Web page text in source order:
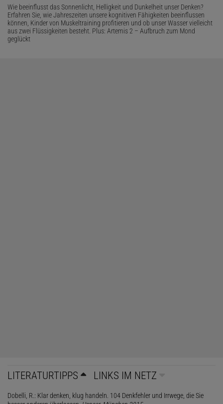
Wie beeinflusst das Sonnenlicht, Helligkeit und Dunkelheit unser Denken?
Erfahren Sie, wie Jahreszeiten unsere kognitiven Fähigkeiten beeinflussen
können, Kinder von Muskeltraining profitieren und ob unser Wasser vielleicht
aus zwei Flüssigkeiten besteht. Plus: Artemis 2 – Aufbruch zum Mond
geglückt
LITERATURTIPPS LINKS IM NETZ
Dobelli, R.: Klar denken, klug handeln. 104 Denkfehler und Irrwege, die Sie